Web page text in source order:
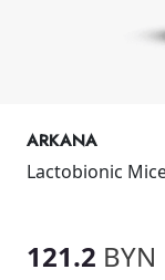
ARKANA
Lactobionic
121.2 BYN